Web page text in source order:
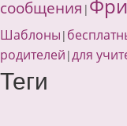
сообщения |
Шаблоны |
родителей |для
Теги